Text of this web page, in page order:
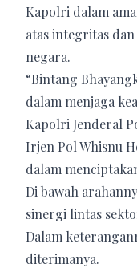
Kapolri dalam
atas integritas
negara.
“Bintang
dalam menjaga
Kapolri Jenderal
Irjen Pol Whisnu
dalam
Di bawah
sinergi lintas
Dalam
diterimanya.